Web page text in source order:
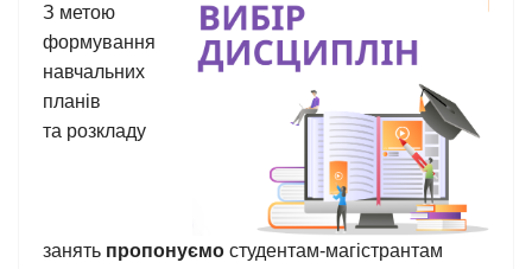
З метою
формування
навчальних
планів
та розкладу
занять пропонуємо студентам-магістрантам